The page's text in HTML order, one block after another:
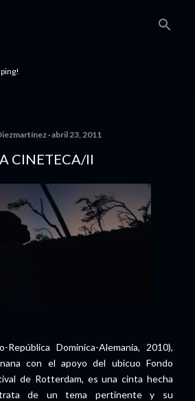
abril 23, 2011
CINETECA/II
República Dominica-Alemania, 2010),
con el apoyo del ubicuo Fondo
de Rotterdam, es una cinta hecha
de un tema pertinente y su